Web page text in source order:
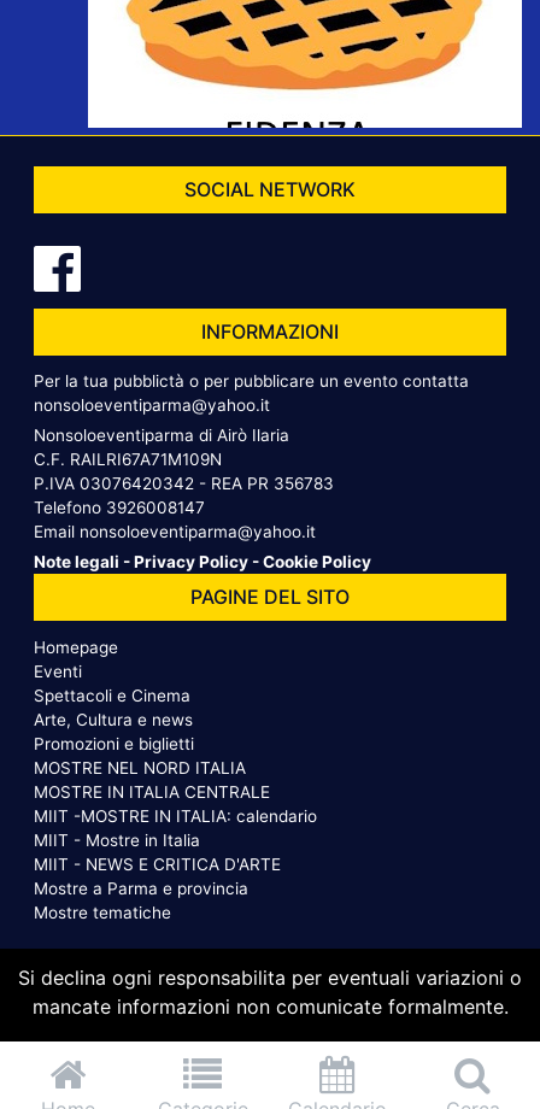
SOCIAL NETWORK
INFORMAZIONI
Per la tua pubblictà o per pubblicare un evento contatta
nonsoloeventiparma@yahoo.it
Nonsoloeventiparma di Airò Ilaria
C.F. RAILRI67A71M109N
P.IVA 03076420342 - REA PR 356783
Telefono 3926008147
Email nonsoloeventiparma@yahoo.it
Note legali -Privacy Policy -Cookie Policy
PAGINE DEL SITO
Homepage
Eventi
Spettacoli e Cinema
Arte, Cultura e news
Promozioni e biglietti
MOSTRE NEL NORD ITALIA
MOSTRE IN ITALIA CENTRALE
MIIT -MOSTRE IN ITALIA: calendario
MIIT - Mostre in Italia
MIIT - NEWS E CRITICA D'ARTE
Mostre a Parma e provincia
Mostre tematiche
Si declina ogni responsabilita per eventuali variazioni o
mancate informazioni non comunicate formalmente.